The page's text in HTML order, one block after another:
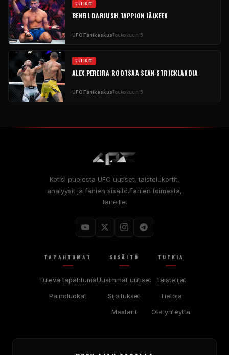
UUTISET
BENEIL DARIUSH TAPPION JÄLKEEN
UFCFanikeskusToukokuun 5
UUTISET
ALEX PEREIRA ROOTSAA SEAN STRICKLANDIA
UFCFanikeskusToukokuun 5
Kotisi puolesta UFC uutiset, taistelukortit,
analyysit ja fanien sisältö.Fanien toimesta,
faneille.
TAPAHTUMAT
Tuleva tapahtuma
Painoluokat
SISÄLTÖ
Uusimmat uutiset
Sijoitukset
Mestarit
TUTKIA
Taistelijat
Tietoja
Ota yhteyttä